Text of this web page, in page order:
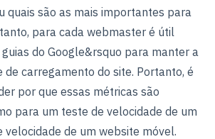
quais são as mais importantes para
para cada webmaster é útil
do Google&rsquo para manter a
de carregamento do site. Portanto, é
por que essas métricas são
para um teste de velocidade de um
de um website móvel.